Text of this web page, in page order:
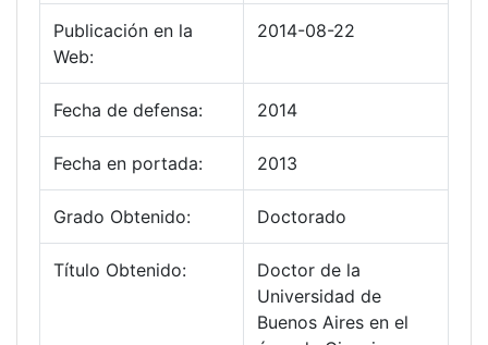
Publicación en la
Web:
2014-08-22
Fecha de defensa: 2014
Fecha en portada: 2013
Grado Obtenido: Doctorado
Título Obtenido:
Doctor de la
Universidad de
Buenos Aires en el